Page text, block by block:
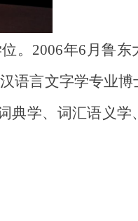
。2006年6月鲁
语言文字学专业博
典学、词汇语义学